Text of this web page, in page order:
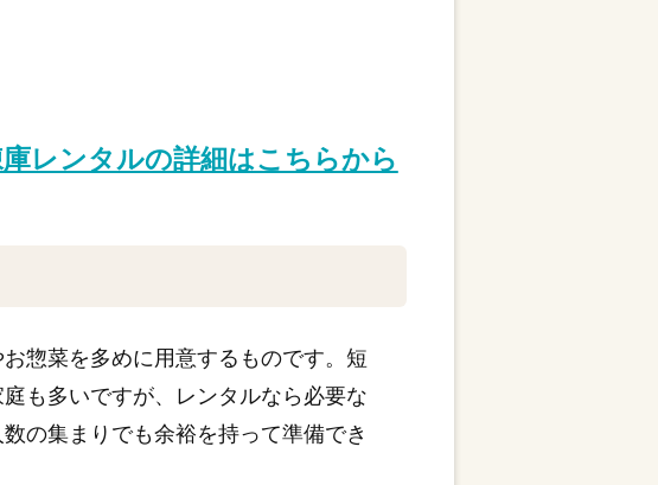
レンタルの詳細はこちらから
惣菜を多めに用意するものです。短
も多いですが、レンタルなら必要な
の集まりでも余裕を持って準備でき